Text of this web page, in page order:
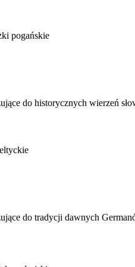
pogańskie
do historycznych wierzeń
do tradycji dawnych